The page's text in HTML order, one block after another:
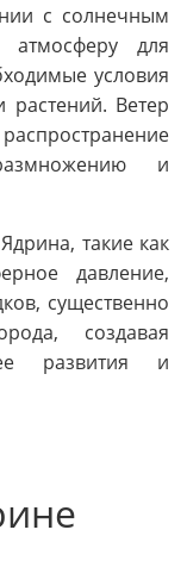
с солнечным
атмосферу для
условия
растений. Ветер
и
такие как
давление,
существенно
создавая
развития и